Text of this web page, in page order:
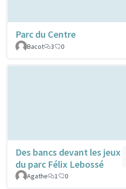
Parc du Centre
Bacot
3 0
Des bancs devant les jeux
du parc Félix Lebossé
Agathe
1 0